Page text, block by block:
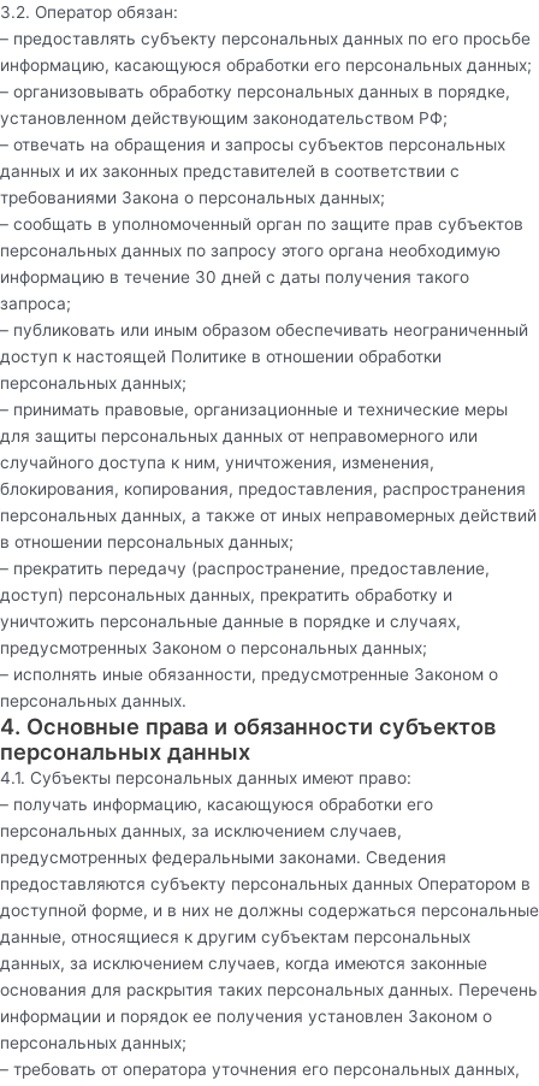
3.2. Оператор обязан:
– предоставлять субъекту персональных данных по его просьбе
информацию, касающуюся обработки его персональных данных;
– организовывать обработку персональных данных в порядке,
установленном действующим законодательством РФ;
– отвечать на обращения и запросы субъектов персональных
данных и их законных представителей в соответствии с
требованиями Закона о персональных данных;
– сообщать в уполномоченный орган по защите прав субъектов
персональных данных по запросу этого органа необходимую
информацию в течение 30 дней с даты получения такого
запроса;
– публиковать или иным образом обеспечивать неограниченный
доступ к настоящей Политике в отношении обработки
персональных данных;
– принимать правовые, организационные и технические меры
для защиты персональных данных от неправомерного или
случайного доступа к ним, уничтожения, изменения,
блокирования, копирования, предоставления, распространения
персональных данных, а также от иных неправомерных действий
в отношении персональных данных;
– прекратить передачу (распространение, предоставление,
доступ) персональных данных, прекратить обработку и
уничтожить персональные данные в порядке и случаях,
предусмотренных Законом о персональных данных;
– исполнять иные обязанности, предусмотренные Законом о
персональных данных.
4. Основные права и обязанности субъектов
персональных данных
4.1. Субъекты персональных данных имеют право:
– получать информацию, касающуюся обработки его
персональных данных, за исключением случаев,
предусмотренных федеральными законами. Сведения
предоставляются субъекту персональных данных Оператором в
доступной форме, и в них не должны содержаться персональные
данные, относящиеся к другим субъектам персональных
данных, за исключением случаев, когда имеются законные
основания для раскрытия таких персональных данных. Перечень
информации и порядок ее получения установлен Законом о
персональных данных;
– требовать от оператора уточнения его персональных данных,